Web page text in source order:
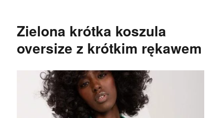
Zielona krótka koszula
oversize z krótkim rękawem